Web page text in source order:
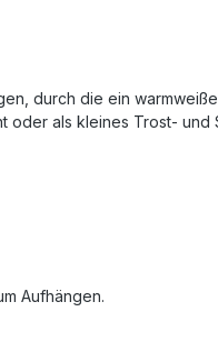
durch die ein
oder als kleines Trost‑
Aufhängen.